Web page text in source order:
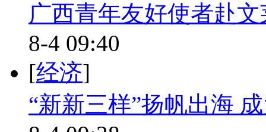
广西青年友好使者赴
8-4 09:40
[经济]
“新新三样”扬帆出海